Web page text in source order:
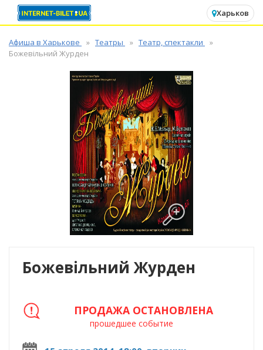
Харьков
Афиша в Харькове Театры
Театр, спектакли
Божевільний Журден
Божевільний Журден
ПРОДАЖА ОСТАНОВЛЕНА
прошедшее событие